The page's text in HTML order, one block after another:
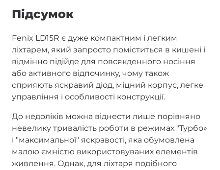
Підсумок
Fenix LD15R є дуже компактним і легким
ліхтарем, який запросто поміститься в кишені і
відмінно підійде для повсякденного носіння
або активного відпочинку, чому також
сприяють яскравий діод, міцний корпус, легке
управління і особливості конструкції.
До недоліків можна віднести лише порівняно
невелику тривалість роботи в режимах "Турбо»
і "максимальної" яскравості, яка обумовлена
малою ємністю використовуваних елементів
живлення. Однак, для ліхтаря подібного